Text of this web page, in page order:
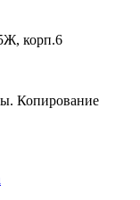
корп.6
Копирование